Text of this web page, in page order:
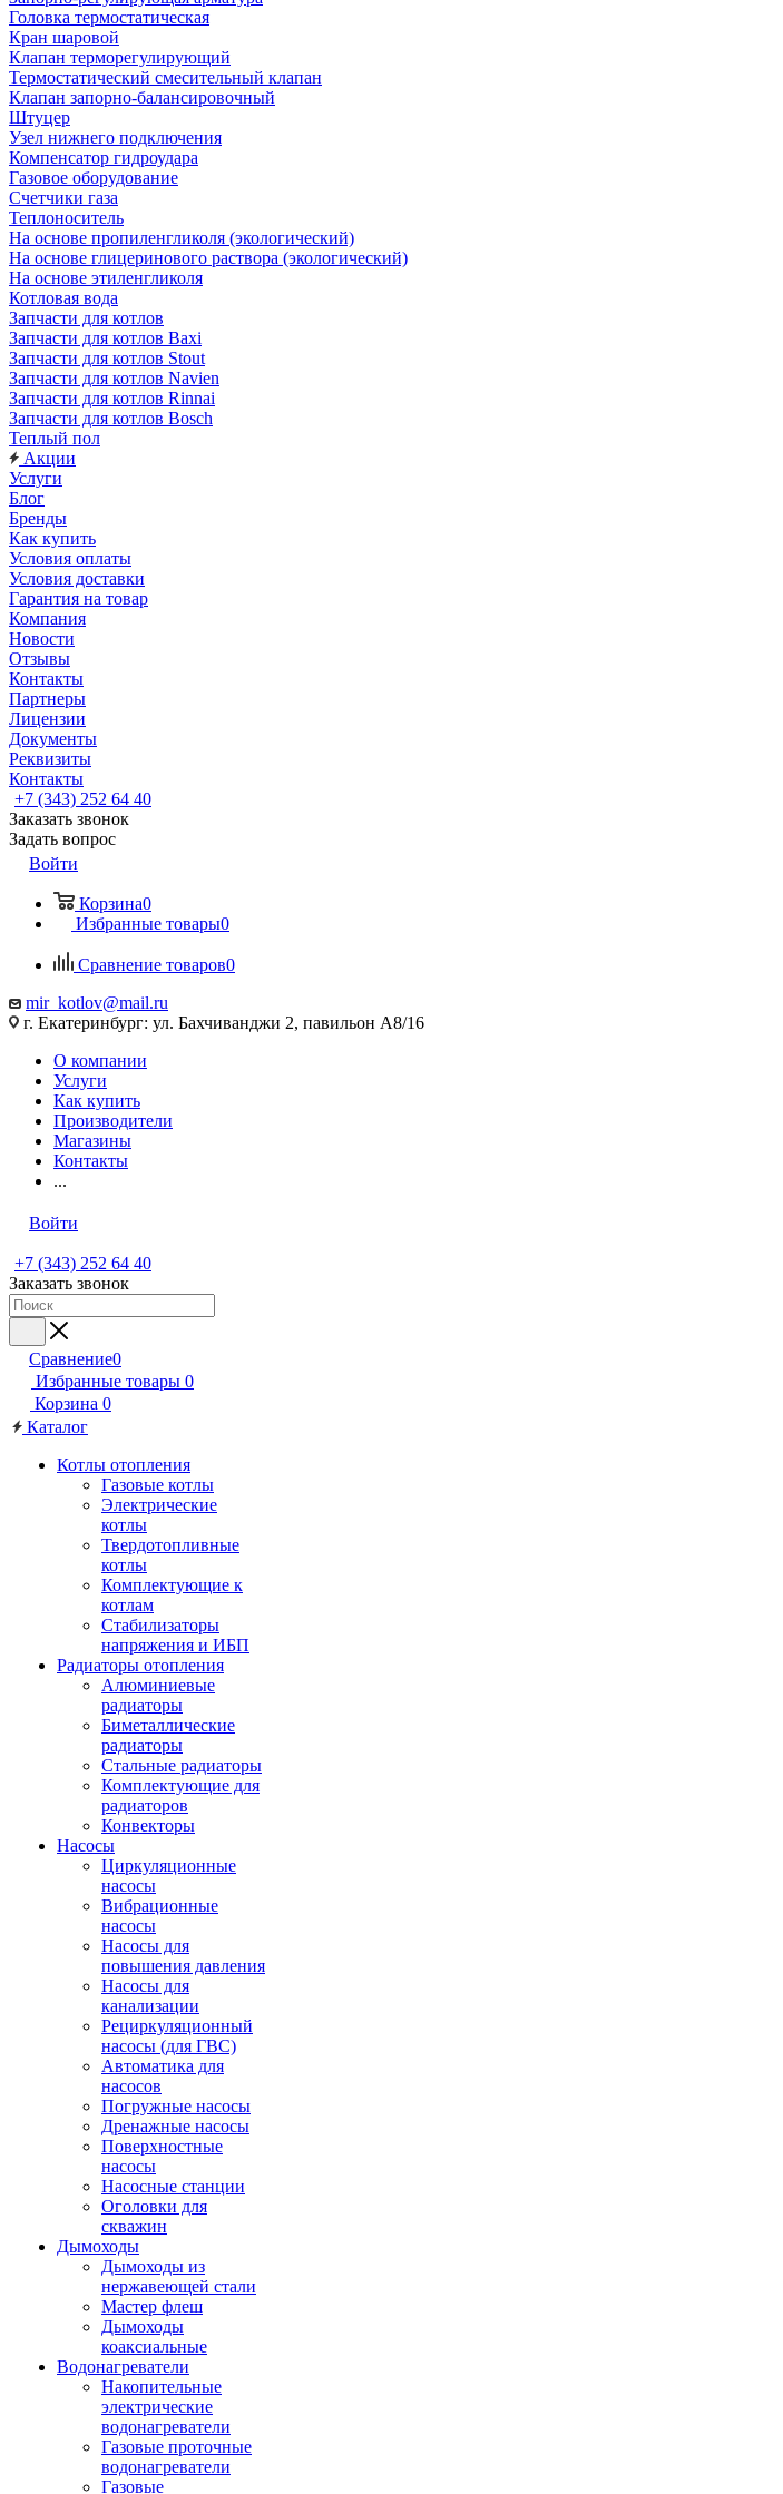
Головка термостатическая
Кран шаровой
Клапан терморегулирующий
Термостатический смесительный клапан
Клапан запорно-балансировочный
Штуцер
Узел нижнего подключения
Компенсатор гидроудара
Газовое оборудование
Счетчики газа
Теплоноситель
На основе пропиленгликоля (экологический)
На основе глицеринового раствора (экологический)
На основе этиленгликоля
Котловая вода
Запчасти для котлов
Запчасти для котлов Baxi
Запчасти для котлов Stout
Запчасти для котлов Navien
Запчасти для котлов Rinnai
Запчасти для котлов Bosch
Теплый пол
Акции
Услуги
Блог
Бренды
Как купить
Условия оплаты
Условия доставки
Гарантия на товар
Компания
Новости
Отзывы
Контакты
Партнеры
Лицензии
Документы
Реквизиты
Контакты
+7 (343) 252 64 40
Заказать звонок
Задать вопрос
Войти
Корзина0
Избранные товары0
Сравнение товаров0
mir_kotlov@mail.ru
г. Екатеринбург: ул. Бахчиванджи 2, павильон А8/16
О компании
Услуги
Как купить
Производители
Магазины
Контакты
...
Войти
+7 (343) 252 64 40
Заказать звонок
Сравнение0
Избранные товары 0
Корзина 0
Каталог
Котлы отопления
Газовые котлы
Электрические
котлы
Твердотопливные
котлы
Комплектующие к
котлам
Стабилизаторы
напряжения и ИБП
Радиаторы отопления
Алюминиевые
радиаторы
Биметаллические
радиаторы
Стальные радиаторы
Комплектующие для
радиаторов
Конвекторы
Насосы
Циркуляционные
насосы
Вибрационные
насосы
Насосы для
повышения давления
Насосы для
канализации
Рециркуляционный
насосы (для ГВС)
Автоматика для
насосов
Погружные насосы
Дренажные насосы
Поверхностные
насосы
Насосные станции
Оголовки для
скважин
Дымоходы
Дымоходы из
нержавеющей стали
Мастер флеш
Дымоходы
коаксиальные
Водонагреватели
Накопительные
электрические
водонагреватели
Газовые проточные
водонагреватели
Газовые